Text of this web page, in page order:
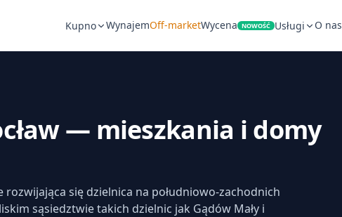
Kupno WynajemOff-marketWycena NOWOŚĆ Usługi O nas
— mieszkania i domy
się dzielnica na południowo-zachodnich
sąsiedztwie takich dzielnic jak Gądów Mały i